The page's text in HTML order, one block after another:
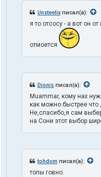
Unsteelix писал(а):
я то отсосу - а вот он
отмоется
Dionis писал(а):
Muammar, кому нах
как можно быстрее
Не,спасибо,я сам
на Сони этот выбор
tohdom писал(а):
топы говно.